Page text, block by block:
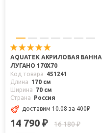
AQUATEK АКРИЛОВАЯ ВАННА
ЛУГАНО 170X70
Код товара
451241
Длина
170 см
Ширина
70 см
Страна
Россия
доставим 10.08 за 400₽
14 790 ₽ 16 180₽